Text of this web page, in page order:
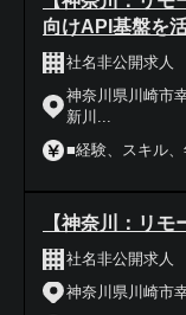
向けAPI基盤を
社名非公開求人
神奈川県川崎市
新川...
■経験、スキル
【神奈川：リモ
社名非公開求人
神奈川県川崎市